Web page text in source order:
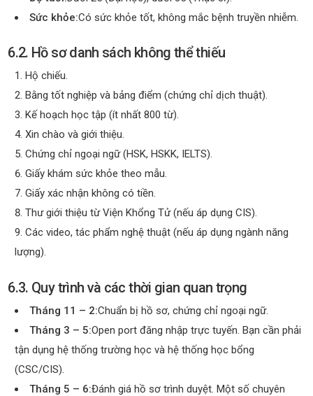
Sức khỏe:Có sức khỏe tốt, không mắc bệnh truyền nhiễm.
6.2. Hồ sơ danh sách không thể thiếu
Hộ chiếu.
Bằng tốt nghiệp và bảng điểm (chứng chỉ dịch thuật).
Kế hoạch học tập (ít nhất 800 từ).
Xin chào và giới thiệu.
Chứng chỉ ngoại ngữ (HSK, HSKK, IELTS).
Giấy khám sức khỏe theo mẫu.
Giấy xác nhận không có tiền.
Thư giới thiệu từ Viện Khổng Tử (nếu áp dụng CIS).
Các video, tác phẩm nghệ thuật (nếu áp dụng ngành năng
lượng).
6.3. Quy trình và các thời gian quan trọng
Tháng 11 – 2:Chuẩn bị hồ sơ, chứng chỉ ngoại ngữ.
Tháng 3 – 5:Open port đăng nhập trực tuyến. Bạn cần phải
tận dụng hệ thống trường học và hệ thống học bổng
(CSC/CIS).
Tháng 5 – 6:Đánh giá hồ sơ trình duyệt. Một số chuyên